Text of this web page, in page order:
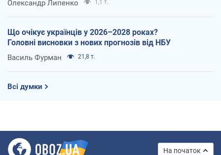
Олександр Липенко 1,1 т.
Що очікує українців у 2026–2028 роках?
Головні висновки з нових прогнозів від НБУ
Василь Фурман 21,8 т.
Всі думки
На початок